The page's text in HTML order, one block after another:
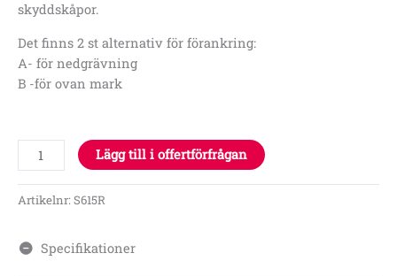
skyddskåpor.
Det finns 2 st alternativ för förankring:
A- för nedgrävning
B -för ovan mark
Lägg till i offertförfrågan
Artikelnr:S615R
Specifikationer